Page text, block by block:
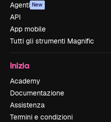
Agenti New
API
App mobile
Tutti gli strumenti Magnific
Inizia
Academy
Documentazione
Assistenza
Termini e condizioni